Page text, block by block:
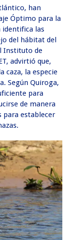
han
Óptimo para la
identifica las
del hábitat del
Instituto de
advirtió que,
caza, la especie
Según Quiroga,
para
de manera
para establecer